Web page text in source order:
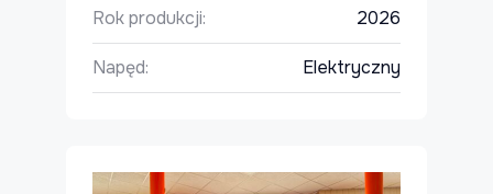
Rok produkcji: 2026
Napęd: Elektryczny